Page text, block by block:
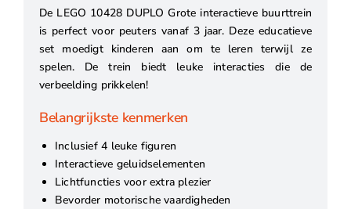
De LEGO 10428 DUPLO Grote interactieve buurttrein
is perfect voor peuters vanaf 3 jaar. Deze educatieve
set moedigt kinderen aan om te leren terwijl ze
spelen. De trein biedt leuke interacties die de
verbeelding prikkelen!
Belangrijkste kenmerken
Inclusief 4 leuke figuren
Interactieve geluidselementen
Lichtfuncties voor extra plezier
Bevorder motorische vaardigheden